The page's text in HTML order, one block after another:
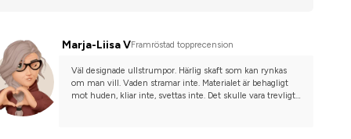
Marja-Liisa VFramröstad topprecension
Väl designade ullstrumpor. Härlig skaft som kan rynkas
om man vill. Vaden stramar inte. Materialet är behagligt
mot huden, kliar inte, svettas inte. Det skulle vara trevligt